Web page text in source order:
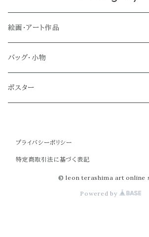
絵画・アート作品
大型作品
ノーマルサイズ（約Ａ２サイズ）
スモールサイズ
バッグ・小物
トートバッグ
ショルダーバッグ
ポスター
プライバシーポリシー
特定商取引法に基づく表記
© leon terashima art online
Powered by